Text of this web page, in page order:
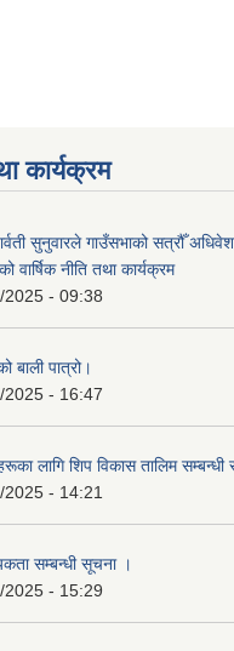
कार्यक्रम
सुनुवारले गाउँसभाको सत्रौँ
वार्षिक नीति तथा कार्यक्रम
2025 - 09:38
बाली पात्रो।
2025 - 16:47
लागि शिप विकास तालिम
2025 - 14:21
सम्बन्धी सूचना ।
2025 - 15:29